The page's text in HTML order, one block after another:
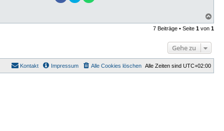
a
c
e
7 Beiträge • Seite 1 von 1
Gehe zu
Alle Zeiten sind UTC+02:00
Alle Cookies löschen
Impressum
Kontakt